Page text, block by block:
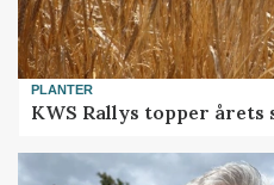
PLANTER
KWS Rallys topper